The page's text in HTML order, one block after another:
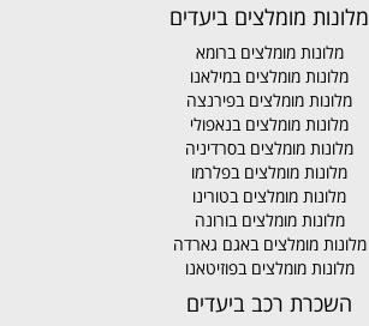
מלונות מומלצים ביעדים
מלונות מומלצים ברומא
מלונות מומלצים במילאנו
מלונות מומלצים בפירנצה
מלונות מומלצים בנאפולי
מלונות מומלצים בסרדיניה
מלונות מומלצים בפלרמו
מלונות מומלצים בטורינו
מלונות מומלצים בורונה
מלונות מומלצים באגם גארדה
מלונות מומלצים בפוזיטאנו
השכרת רכב ביעדים